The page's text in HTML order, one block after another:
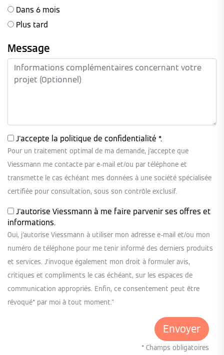
Dans 6 mois
Plus tard
Message
J'accepte la politique de confidentialité *.
Pour un traitement optimal de ma demande, j'accepte que
Viessmann me contacte par e-mail et/ou par téléphone et
transmette le cas échéant mes données à une société spécialisée
certifiée pour consultation, sous son contrôle exclusif.
J'autorise Viessmann à me faire parvenir ses offres et
informations.
Oui, j'autorise Viessmann à utiliser mon adresse e-mail et/ou mon
numéro de téléphone pour me tenir informé des derniers produits
et services. J’invoque également mon droit à formuler avis,
critiques et compliments le cas échéant, sur les espaces de
communication appropriés. Enfin, ce consentement peut être
révoqué* par moi à tout moment."
* Champs obligatoires